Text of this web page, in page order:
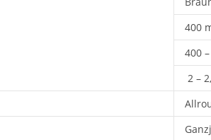
400
400
2 –